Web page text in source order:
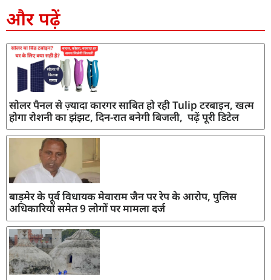
और पढ़ें
सोलर पैनल से ज़्यादा कारगर साबित हो रही Tulip टरबाइन, खत्म
होगा रोशनी का झंझट, दिन-रात बनेगी बिजली, पढ़ें पूरी डिटेल
बाड़मेर के पूर्व विधायक मेवाराम जैन पर रेप के आरोप, पुलिस
अधिकारियों समेत 9 लोगों पर मामला दर्ज